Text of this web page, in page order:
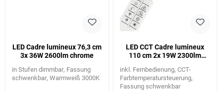
LED Cadre lumineux 76,3 cm
3x 36W 2600lm chrome
in Stufen dimmbar Fassung
schwenkbar Warmweiß 3000K
LED CCT Cadre lumineux
110 cm 2x 19W 2300lm
inkl. Fernbedienung CCT-
Farbtemperatursteuerung
Fassung schwenkbar